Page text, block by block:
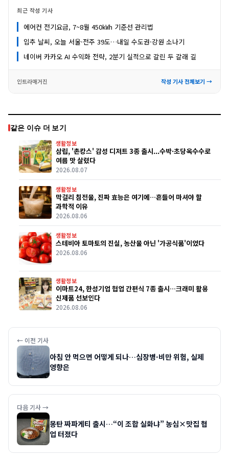
최근 작성 기사
에어컨 전기요금, 7~8월 450㎾h 기준선 관리법
입추 날씨, 오늘 서울·전주 39도…내일 수도권·강원 소나기
네이버 카카오 AI 수익화 전략, 2분기 실적으로 갈린 두 갈래 길
인트라매거진 작성 기사 전체보기 →
같은 이슈 더 보기
생활정보
삼립, '촌캉스' 감성 디저트 3종 출시...수박·초당옥수수로
여름 맛 살렸다
2026.08.07
생활정보
막걸리 침전물, 진짜 효능은 여기에…흔들어 마셔야 할
과학적 이유
2026.08.06
생활정보
스테비아 토마토의 진실, 농산물 아닌 '가공식품'이었다
2026.08.06
생활정보
이마트24, 한성기업 협업 간편식 7종 출시…크래미 활용
신제품 선보인다
2026.08.06
← 이전 기사
아침 안 먹으면 어떻게 되나…심장병·비만 위험, 실제
영향은
다음 기사 →
몽탄 짜파게티 출시…“이 조합 실화냐” 농심×맛집 협
업 터졌다